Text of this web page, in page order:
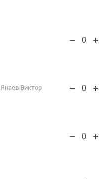
0
Янаев Виктор 0
0